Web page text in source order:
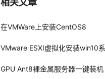
相关文章
在VMWare上安装CentOS8
VMware ESXI虚拟化安装win10
GPU Ant8裸金属服务器一键装机